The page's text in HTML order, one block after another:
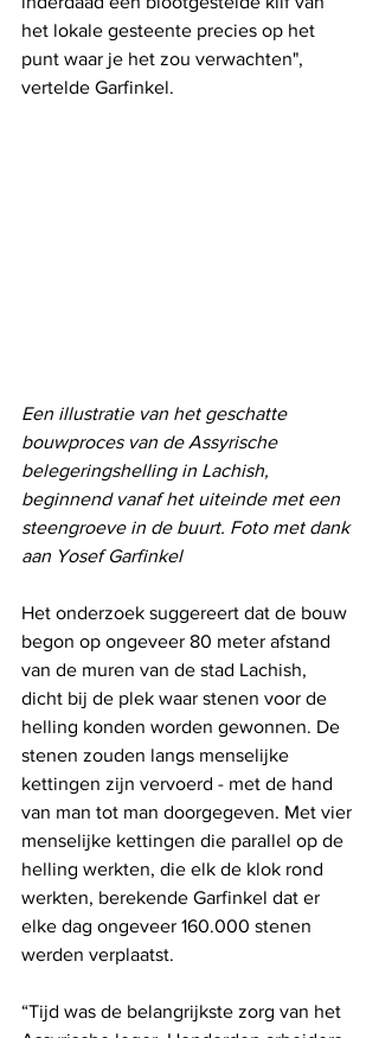
het lokale gesteente precies op het
punt waar je het zou verwachten",
vertelde Garfinkel.
Een illustratie van het geschatte
bouwproces van de Assyrische
belegeringshelling in Lachish,
beginnend vanaf het uiteinde met een
steengroeve in de buurt. Foto met dank
aan Yosef Garfinkel
Het onderzoek suggereert dat de bouw
begon op ongeveer 80 meter afstand
van de muren van de stad Lachish,
dicht bij de plek waar stenen voor de
helling konden worden gewonnen. De
stenen zouden langs menselijke
kettingen zijn vervoerd - met de hand
van man tot man doorgegeven. Met vier
menselijke kettingen die parallel op de
helling werkten, die elk de klok rond
werkten, berekende Garfinkel dat er
elke dag ongeveer 160.000 stenen
werden verplaatst.
“Tijd was de belangrijkste zorg van het